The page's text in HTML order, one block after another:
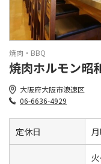
焼肉・BBQ
焼肉ホルモン昭
大阪府大阪市浪速区
06-6636-4929
定休日